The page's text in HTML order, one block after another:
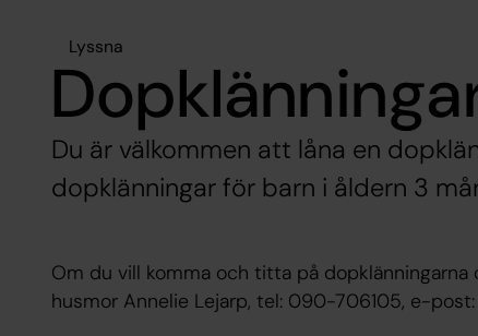
Lyssna
Du är välkommen att låna en
dopklänningar för barn i åldern 3
Om du vill komma och titta på
husmor Annelie Lejarp, tel: 090-706105, e-